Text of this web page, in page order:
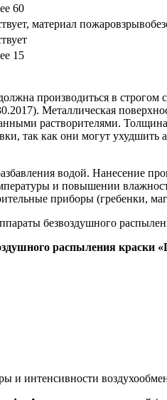
60
материал
15
производиться в строгом
Металлическая
растворителями.
так как они могут
водой. Нанесение
и повышении
приборы (гребенки,
безвоздушного
распыления краски
и интенсивности